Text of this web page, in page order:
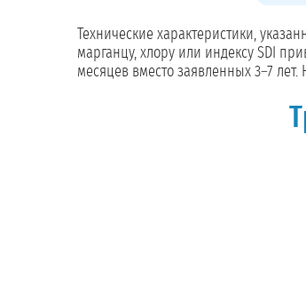
Технические характеристики,
марганцу, хлору или индексу SDI
месяцев вместо заявленных 3–7